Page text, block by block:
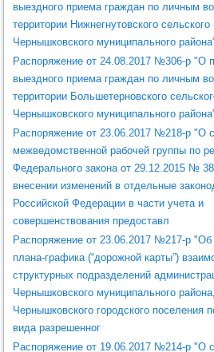
выездного приема граждан по личным
территории Нижнегнутовского
Чернышковского муниципального
Распоряжение от 24.08.2017 №306-р "О
выездного приема граждан по личным
территории Большетерновского
Чернышковского муниципального
Распоряжение от 23.06.2017 №218-р "О
межведомственной рабочей группы по
Федерального закона от 29.12.2015 №
внесении изменений в отдельные
Российской Федерации в части учета и
совершенствования предоставл
Распоряжение от 23.06.2017 №217-р "Об
плана-графика (“дорожной карты”)
структурных подразделений
Чернышковского муниципального
Чернышковского городского поселения
вида разрешенног
Распоряжение от 19.06.2017 №214-р "О